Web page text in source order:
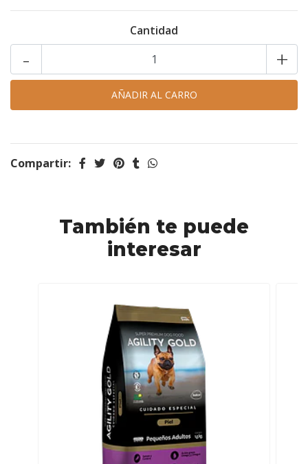
Cantidad
- +
Compartir:
También te puede
interesar